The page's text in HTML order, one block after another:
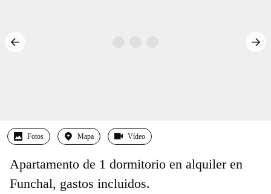
Fotos Mapa Vídeo
Apartamento de 1 dormitorio en alquiler en
Funchal, gastos incluidos.